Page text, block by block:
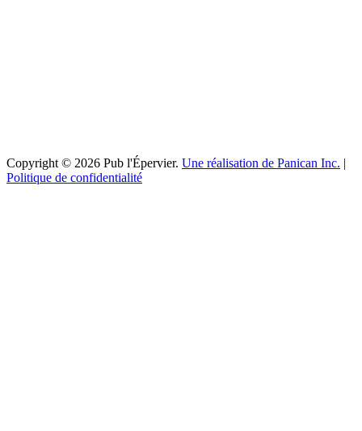
Copyright © 2026 Pub l'Épervier. Une réalisation de Panican Inc. |
Politique de confidentialité